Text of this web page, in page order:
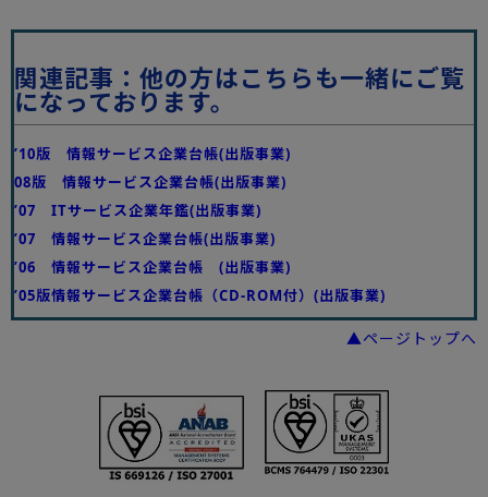
関連記事：他の方はこちらも一緒にご覧
になっております。
’10版 情報サービス企業台帳(出版事業)
08版 情報サービス企業台帳(出版事業)
’07 ITサービス企業年鑑(出版事業)
’07 情報サービス企業台帳(出版事業)
’06 情報サービス企業台帳 (出版事業)
’05版情報サービス企業台帳（CD-ROM付）(出版事業)
▲ページトップへ